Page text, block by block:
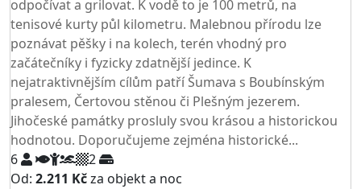
odpočívat a grilovat. K vodě to je 100 metrů, na
tenisové kurty půl kilometru. Malebnou přírodu lze
poznávat pěšky i na kolech, terén vhodný pro
začátečníky i fyzicky zdatnější jedince. K
nejatraktivnějším cílům patří Šumava s Boubínským
pralesem, Čertovou stěnou či Plešným jezerem.
Jihočeské památky prosluly svou krásou a historickou
hodnotou. Doporučujeme zejména historické...
6
2
Od: 2.211 Kčza objekt a noc